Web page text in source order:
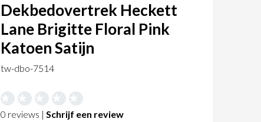
Dekbedovertrek Heckett
Lane Brigitte Floral Pink
Katoen Satijn
tw-dbo-7514
0 reviews | Schrijf een review